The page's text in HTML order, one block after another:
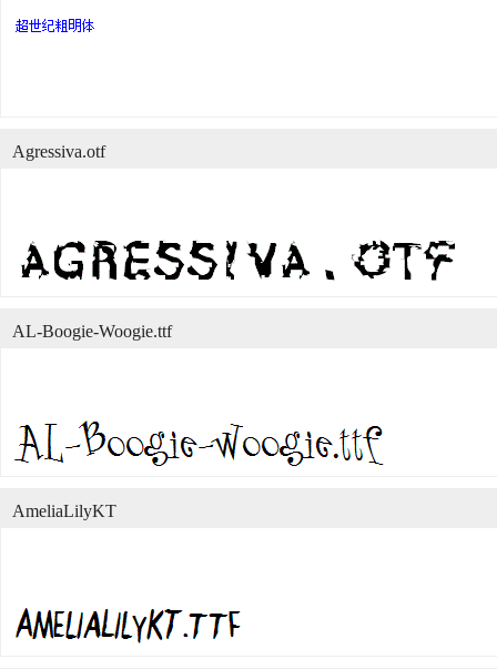
Agressiva.otf
AL-Boogie-Woogie.ttf
AmeliaLilyKT